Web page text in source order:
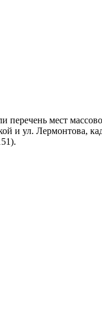
перечень мест
и ул. Лермонтова,